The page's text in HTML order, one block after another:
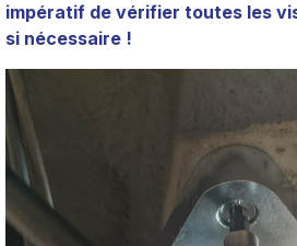
impératif de vérifier toutes les
si nécessaire !